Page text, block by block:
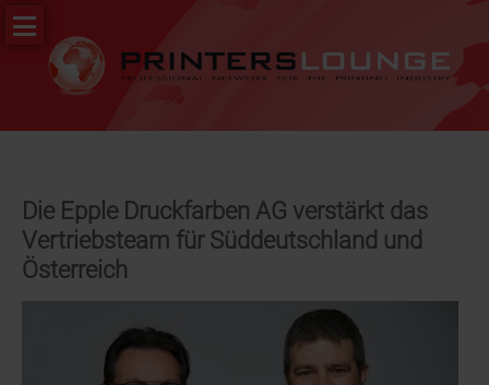
Navigation
überspringen
PR
News
Stellenportal
Die Epple Druckfarben AG verstärkt das
Vertriebsteam für Süddeutschland und
Österreich